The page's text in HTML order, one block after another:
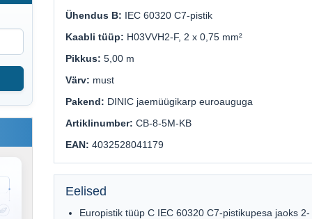
Ühendus B: IEC 60320 C7-pistik
Kaabli tüüp: H03VVH2-F, 2 x 0,75 mm²
Pikkus: 5,00 m
Värv: must
Pakend: DINIC jaemüügikarp euroauguga
Artiklinumber: CB-8-5M-KB
EAN: 4032528041179
Eelised
Europistik tüüp C IEC 60320 C7-pistikupesa jaoks 2-